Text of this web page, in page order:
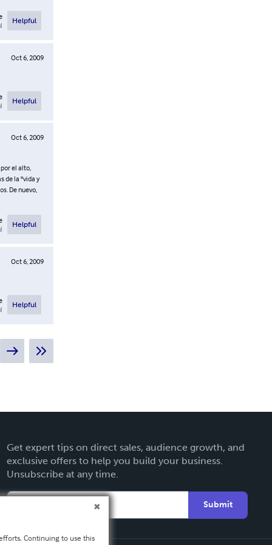
Helpful
Oct 6, 2009
Helpful
Oct 6, 2009
el alto,
de la "vida y
De nuevo,
Helpful
Oct 6, 2009
Helpful
Get expert tips on direct sales, audience growth, and
exclusive offers to help you build your business.
Unsubscribe at any time.
Submit
Continuing to use this